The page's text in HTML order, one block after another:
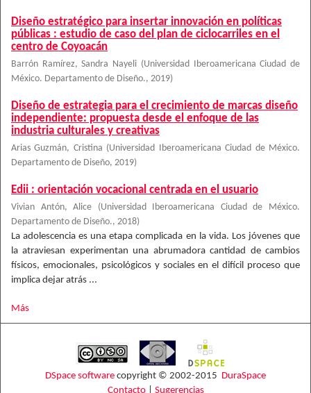
Diseño estratégico para insertar innovación en políticas
públicas : estudio de caso del plan de ciclocarriles en el
centro de Coyoacán
Barrón Ramírez, Sandra Nayeli (Universidad Iberoamericana Ciudad de
México. Departamento de Diseño., 2019)
Diseño de estrategia para el crecimiento de marcas diseño
independiente: propuesta desde el enfoque de las
industria culturales y creativas
Arias Guzmán, Cristina (Universidad Iberoamericana Ciudad de México.
Departamento de Diseño, 2019)
Edii : orientación vocacional centrada en el usuario
Vivian Antón, Alice (Universidad Iberoamericana Ciudad de México.
Departamento de Diseño., 2018)
La adolescencia es una etapa complicada en la vida. Los jóvenes que
la atraviesan experimentan una abrumadora cantidad de cambios
físicos, emocionales, psicológicos y sociales en el difícil proceso que
implica dejar atrás ...
Más
DSpace software copyright © 2002-2015 DuraSpace
Contacto| Sugerencias